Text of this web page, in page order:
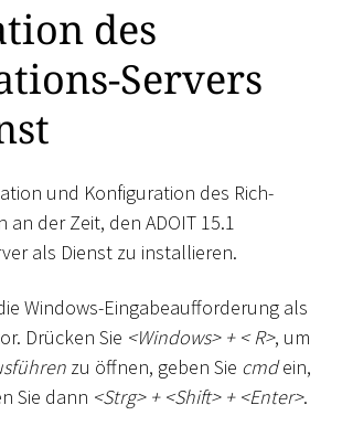
des
Servers
und Konfiguration des Rich-
an der Zeit, den ADOIT 15.1
als Dienst zu installieren.
Windows-Eingabeaufforderung als
Drücken Sie <Windows>+ <R>, um
zu öffnen, geben Sie cmdein,
Sie dann <Strg>+ <Shift>+ <Enter>.